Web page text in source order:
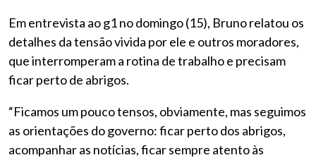
Em entrevista ao g1 no domingo (15), Bruno relatou os
detalhes da tensão vivida por ele e outros moradores,
que interromperam a rotina de trabalho e precisam
ficar perto de abrigos.
“Ficamos um pouco tensos, obviamente, mas seguimos
as orientações do governo: ficar perto dos abrigos,
acompanhar as notícias, ficar sempre atento às